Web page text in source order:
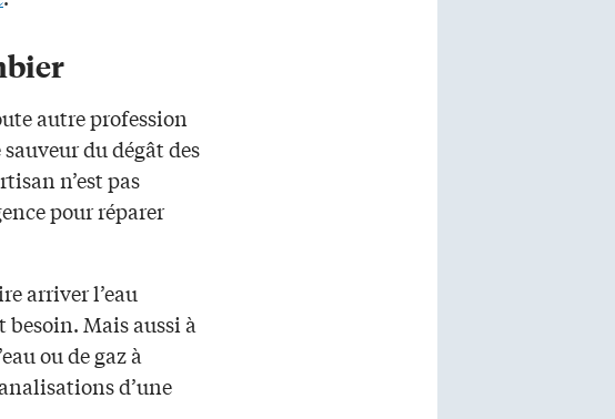
autre profession
du dégât des
n’est pas
pour réparer
arriver l’eau
Mais aussi à
ou de gaz à
d’une